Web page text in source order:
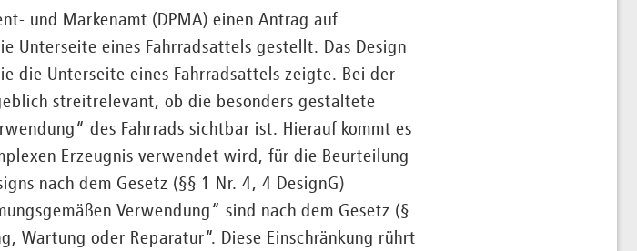
und Markenamt (DPMA) einen Antrag auf
Unterseite eines Fahrradsattels gestellt. Das Design
die Unterseite eines Fahrradsattels zeigte. Bei der
streitrelevant, ob die besonders gestaltete
des Fahrrads sichtbar ist. Hierauf kommt es
Erzeugnis verwendet wird, für die Beurteilung
nach dem Gesetz (§§ 1 Nr. 4, 4 DesignG)
Verwendung“ sind nach dem Gesetz (§
Wartung oder Reparatur“. Diese Einschränkung rührt